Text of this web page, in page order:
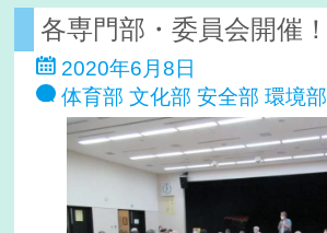
各専門部・委員会開催！
2020年6月8日
体育部 文化部 安全部 環境部